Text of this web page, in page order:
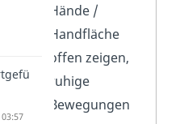
Hände /
Handfläche
offen zeigen,
ruhige
Bewegungen